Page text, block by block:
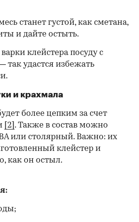
станет густой, как сметана,
и дайте остыть.
клейстера посуду с
удастся избежать
и крахмала
более цепким за счет
[2] . Также в состав можно
или столярный. Важно: их
клейстер и
как он остыл.